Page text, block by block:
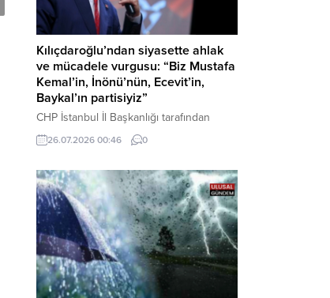
Kılıçdaroğlu’ndan siyasette ahlak
ve mücadele vurgusu: “Biz Mustafa
Kemal’in, İnönü’nün, Ecevit’in,
Baykal’ın partisiyiz”
CHP İstanbul İl Başkanlığı tarafından
düzenlenen Üye Katılım Töreni’nde
konuşan Kemal Kılıçdaroğlu; partinin
beşli çetelerle mücadeleden Aile
Destekleri Sigortası’na kadar birçok kritik
konuda sert ve net mesajlar verdi. Haber
Merkezi – CHP Genel Başkanı Kemal
Kılıçdaroğlu, Rauf Denktaş Kültür
Merkezi’nde gerçekleştirilen ve yeni
üyelere rozetlerinin takıldığı...
26.07.2026 00:46 0